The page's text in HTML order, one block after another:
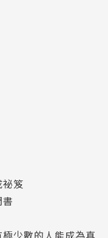
笈
少數的人能成為真